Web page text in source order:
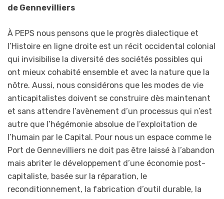
de Gennevilliers
À PEPS nous pensons que le progrès dialectique et
l’Histoire en ligne droite est un récit occidental colonial
qui invisibilise la diversité des sociétés possibles qui
ont mieux cohabité ensemble et avec la nature que la
nôtre. Aussi, nous considérons que les modes de vie
anticapitalistes doivent se construire dès maintenant
et sans attendre l’avènement d’un processus qui n’est
autre que l’hégémonie absolue de l’exploitation de
l’humain par le Capital. Pour nous un espace comme le
Port de Gennevilliers ne doit pas être laissé à l’abandon
mais abriter le développement d’une économie post-
capitaliste, basée sur la réparation, le
reconditionnement, la fabrication d’outil durable, la